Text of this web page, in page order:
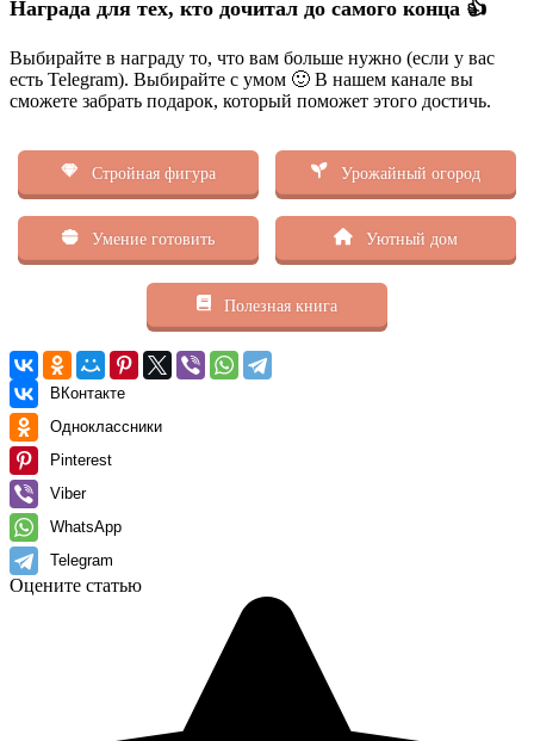
Награда для тех, кто дочитал до самого конца 👍
Выбирайте в награду то, что вам больше нужно (если у вас
есть Telegram). Выбирайте с умом 🙂 В нашем канале вы
сможете забрать подарок, который поможет этого достичь.
Стройная фигура Урожайный огород
Умение готовить Уютный дом
Полезная книга
ВКонтакте
Одноклассники
Pinterest
Viber
WhatsApp
Telegram
Оцените статью